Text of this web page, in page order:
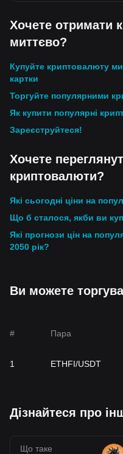
Хочете отримати
миттєво?
Купуйте криптовалюту
картки
Торгуйте популярними
Як купити популярні
Зареєструйтеся!
Хочете
криптовалюти?
Які сьогодні ціни на
Що б сталося, якби ви
Які прогнози цін на
2050 рік?
Ви можете
# Пара
1 ETHFI/USDT
Дізнайтеся про
Що таке